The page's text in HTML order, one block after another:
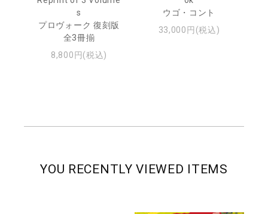
s
プロヴォーク 復刻版
全3冊揃
8,800円(税込)
ウゴ・コント
33,000円(税込)
YOU RECENTLY VIEWED ITEMS